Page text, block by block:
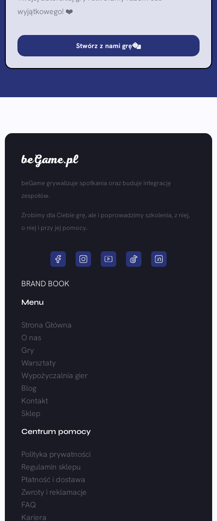
wyjątkowego! ❤️
Stwórz z nami grę
beGame.pl
beGame grywalizuje spotkania oraz buduje integrację
zespołów.
Zrobimy dla Ciebie grę, ale i poprowadzimy szkolenia, z niej,
o niej i przy jej pomocy.
BRAND BOOK
Menu
Strona Główna
O nas
Gry
Warsztaty
Wypożyczalnia gier
Blog
Kontakt
Sklep
Centrum pomocy
Polityka prywatności
Regulamin sklepu
Płatność i dostawa
Zwroty i reklamacje
FAQ
Kariera